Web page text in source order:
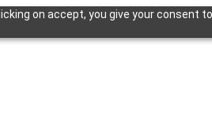
on accept, you give your consent